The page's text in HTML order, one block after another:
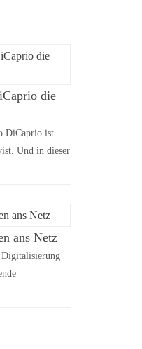
die
DiCaprio ist
Und in dieser
ans Netz